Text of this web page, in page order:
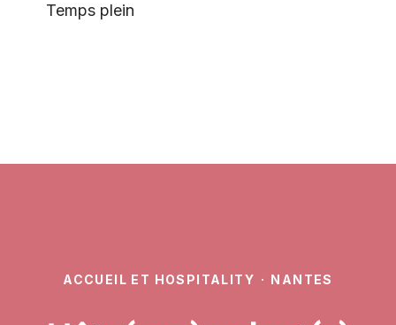
Temps plein
ACCUEIL ET HOSPITALITY · NANTES